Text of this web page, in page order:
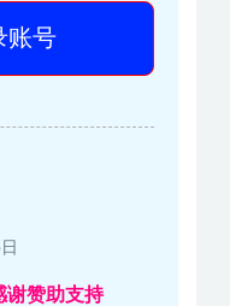
账号
谢赞助支持